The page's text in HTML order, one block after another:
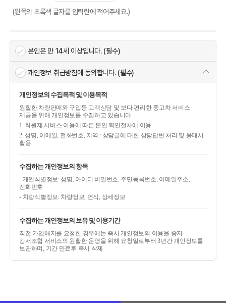
(왼쪽의 초록색 글자를 입력란에 적어주세요.)
본인은 만 14세 이상입니다. (필수)
개인정보 취급방침에 동의합니다. (필수)
개인정보의 수집목적 및 이용목적
원할한 차량판매와 구입등 고객상담 및 보다 편리한 중고차 서비스
제공을 위해 개인정보를 수집하고 있습니다.
1. 회원제 서비스 이용에 따른 본인 확인절차에 이용
2. 성명, 이메일, 전화번호, 지역 : 상담글에 대한 상담답변 처리 및 응대시
활용
수집하는 개인정보의 항목
- 개인식별정보: 성명, 아이디 비밀번호, 주민등록번호, 이메일주소,
전화번호
- 차량식별정보: 차량정보, 연식, 상세정보
수집하는 개인정보의 보유 및 이용기간
직접 가입해지를 요청한 경우에는 즉시 개인정보의 이용을 중지
강서조합 서비스의 원활한 운영을 위해 요청일로부터 3년간 개인정보를
보관하며, 기간 만료후 즉시 삭제